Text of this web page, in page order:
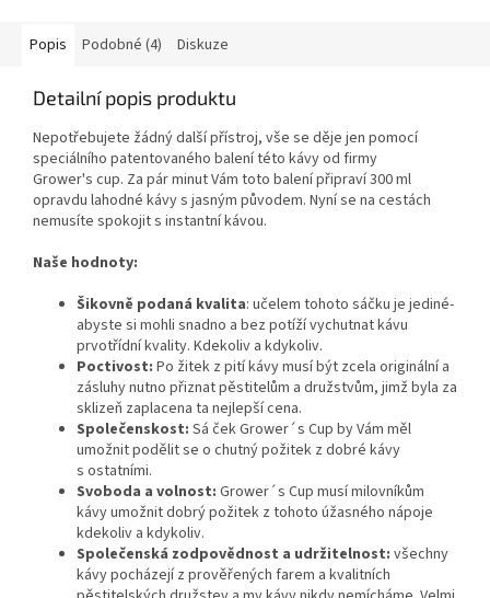
Popis Podobné (4) Diskuze
Detailní popis produktu
Nepotřebujete žádný další přístroj, vše se děje jen pomocí
speciálního patentovaného balení této kávy od firmy
Grower's cup. Za pár minut Vám toto balení připraví 300 ml
opravdu lahodné kávy s jasným původem. Nyní se na cestách
nemusíte spokojit s instantní kávou.
Naše hodnoty:
Šikovně podaná kvalita: učelem tohoto sáčku je jediné-
abyste si mohli snadno a bez potíží vychutnat kávu
prvotřídní kvality. Kdekoliv a kdykoliv.
Poctivost: Po žitek z pití kávy musí být zcela originální a
zásluhy nutno přiznat pěstitelům a družstvům, jimž byla za
sklizeň zaplacena ta nejlepší cena.
Společenskost: Sá ček Grower´s Cup by Vám měl
umožnit podělit se o chutný požitek z dobré kávy
s ostatními.
Svoboda a volnost: Grower´s Cup musí milovníkům
kávy umožnit dobrý požitek z tohoto úžasného nápoje
kdekoliv a kdykoliv.
Společenská zodpovědnost a udržitelnost: všechny
kávy pocházejí z prověřených farem a kvalitních